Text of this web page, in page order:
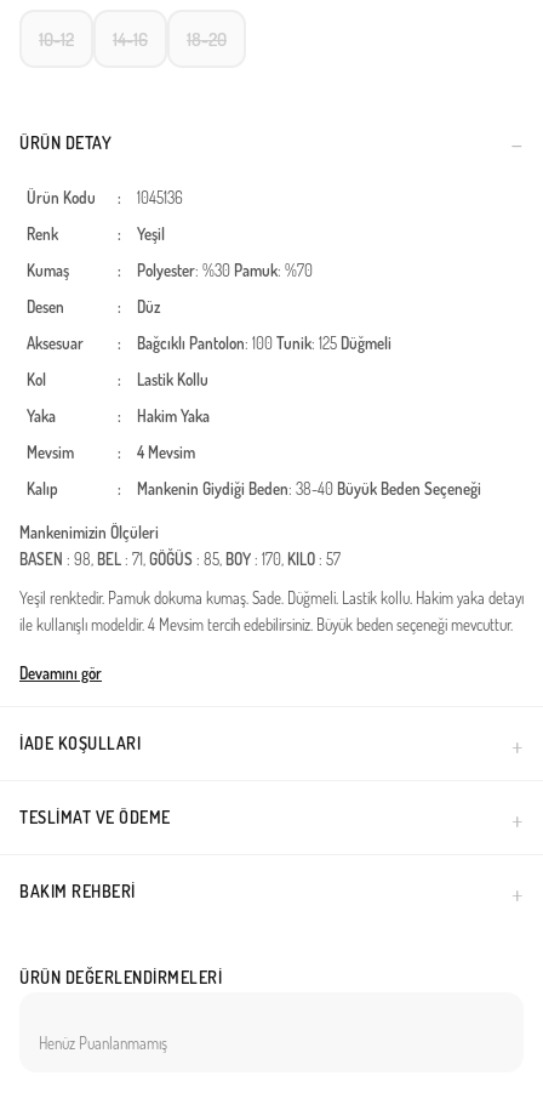
10-12 14-16 18-20
ÜRÜN DETAY
Ürün Kodu :
1045136
Renk
:
Yeşil
Kumaş
: Polyester: %30 Pamuk: %70
Desen
:
Düz
Aksesuar
: Bağcıklı Pantolon: 100Tunik: 125 Düğmeli
Kol
:
Lastik Kollu
Yaka
:
Hakim Yaka
Mevsim
:
4 Mevsim
Kalıp
: Mankenin Giydiği Beden: 38-40 Büyük Beden Seçeneği
Mankenimizin Ölçüleri
BASEN : 98, BEL: 71,GÖĞÜS: 85, BOY: 170, KILO: 57
Yeşil renktedir. Pamuk dokuma kumaş. Sade. Düğmeli. Lastik kollu. Hakim yaka detayı
ile kullanışlı modeldir. 4 Mevsim tercih edebilirsiniz. Büyük beden seçeneği mevcuttur.
Türkiye'de üretilmiştir.
Devamını gör
İADE KOŞULLARI
TESLIMAT VE ÖDEME
BAKIM REHBERI
ÜRÜN DEĞERLENDIRMELERI
Henüz Puanlanmamış